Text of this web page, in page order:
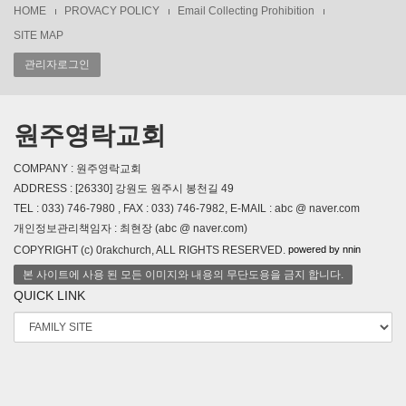
HOME PROVACY POLICY
Email Collecting Prohibition
SITE MAP
관리자로그인
원주영락교회
COMPANY : 원주영락교회
ADDRESS : [26330] 강원도 원주시 봉천길 49
TEL : 033) 746-7980 , FAX : 033) 746-7982, E-MAIL : abc @ naver.com
개인정보관리책임자 : 최현장 (abc @ naver.com)
COPYRIGHT (c) 0rakchurch, ALL RIGHTS RESERVED. powered by nnin
본 사이트에 사용 된 모든 이미지와 내용의 무단도용을 금지 합니다.
QUICK LINK